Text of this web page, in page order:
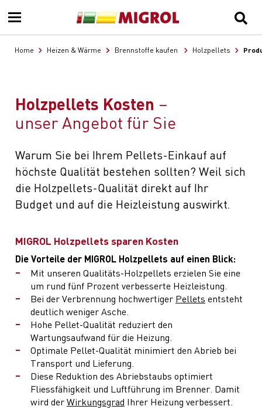
Home Heizen & Wärme Brennstoffe kaufen Holzpellets
Holzpellets Kosten
unser Angebot für Sie
Warum Sie bei Ihrem Pellets-Einkauf auf
höchste Qualität bestehen sollten? Weil sich
die Holzpellets-Qualität direkt auf Ihr
Budget und auf die Heizleistung auswirkt.
MIGROL Holzpellets sparen Kosten
Die Vorteile der MIGROL Holzpellets auf einen Blick:
Mit unseren Qualitäts-Holzpellets erzielen Sie eine
um rund fünf Prozent verbesserte Heizleistung.
Bei der Verbrennung hochwertiger Pellets entsteht
deutlich weniger Asche.
Hohe Pellet-Qualität reduziert den
Wartungsaufwand für die Heizung.
Optimale Pellet-Qualität minimiert den Abrieb bei
Transport und Lieferung.
Diese Reduktion des Abriebstaubs optimiert
Fliessfähigkeit und Luftführung im Brenner. Damit
wird derWirkungsgrad Ihrer Heizung verbessert.